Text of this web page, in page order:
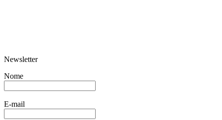
Newsletter
Nome
E-mail